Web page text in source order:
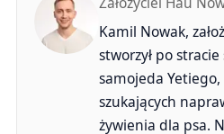
Kamil Nowak,
stworzył po
samojeda
szukających
żywienia dla psa.